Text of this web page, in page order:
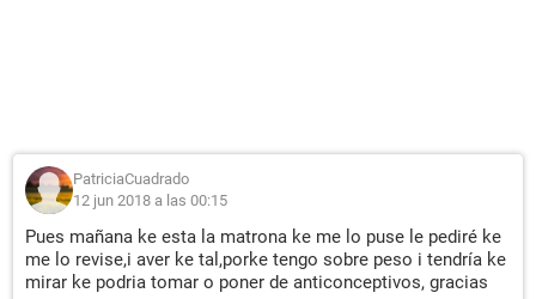
PatriciaCuadrado
12 jun 2018 a las 00:15
Pues mañana ke esta la matrona ke me lo puse le pediré ke
me lo revise,i aver ke tal,porke tengo sobre peso i tendría ke
mirar ke podria tomar o poner de anticonceptivos, gracias